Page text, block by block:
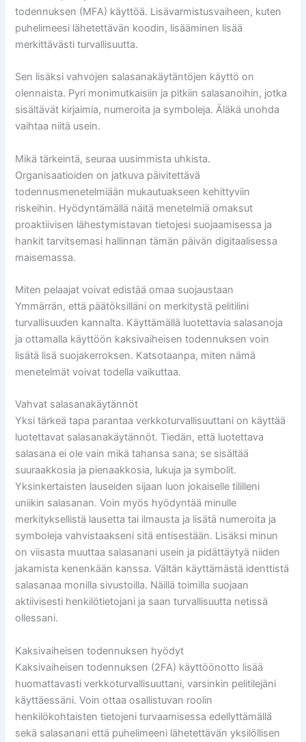
todennuksen (MFA) käyttöä. Lisävarmistusvaiheen, kuten
puhelimeesi lähetettävän koodin, lisääminen lisää
merkittävästi turvallisuutta.
Sen lisäksi vahvojen salasanakäytäntöjen käyttö on
olennaista. Pyri monimutkaisiin ja pitkiin salasanoihin, jotka
sisältävät kirjaimia, numeroita ja symboleja. Äläkä unohda
vaihtaa niitä usein.
Mikä tärkeintä, seuraa uusimmista uhkista.
Organisaatioiden on jatkuva päivitettävä
todennusmenetelmiään mukautuakseen kehittyviin
riskeihin. Hyödyntämällä näitä menetelmiä omaksut
proaktiivisen lähestymistavan tietojesi suojaamisessa ja
hankit tarvitsemasi hallinnan tämän päivän digitaalisessa
maisemassa.
Miten pelaajat voivat edistää omaa suojaustaan
Ymmärrän, että päätöksilläni on merkitystä pelitilini
turvallisuuden kannalta. Käyttämällä luotettavia salasanoja
ja ottamalla käyttöön kaksivaiheisen todennuksen voin
lisätä lisä suojakerroksen. Katsotaanpa, miten nämä
menetelmät voivat todella vaikuttaa.
Vahvat salasanakäytännöt
Yksi tärkeä tapa parantaa verkkoturvallisuuttani on käyttää
luotettavat salasanakäytännöt. Tiedän, että luotettava
salasana ei ole vain mikä tahansa sana; se sisältää
suuraakkosia ja pienaakkosia, lukuja ja symbolit.
Yksinkertaisten lauseiden sijaan luon jokaiselle tililleni
uniikin salasanan. Voin myös hyödyntää minulle
merkityksellistä lausetta tai ilmausta ja lisätä numeroita ja
symboleja vahvistaakseni sitä entisestään. Lisäksi minun
on viisasta muuttaa salasanani usein ja pidättäytyä niiden
jakamista kenenkään kanssa. Vältän käyttämästä identtistä
salasanaa monilla sivustoilla. Näillä toimilla suojaan
aktiivisesti henkilötietojani ja saan turvallisuutta netissä
ollessani.
Kaksivaiheisen todennuksen hyödyt
Kaksivaiheisen todennuksen (2FA) käyttöönotto lisää
huomattavasti verkkoturvallisuuttani, varsinkin pelitilejäni
käyttäessäni. Voin ottaa osallistuvan roolin
henkilökohtaisten tietojeni turvaamisessa edellyttämällä
sekä salasanani että puhelimeeni lähetettävän yksilöllisen